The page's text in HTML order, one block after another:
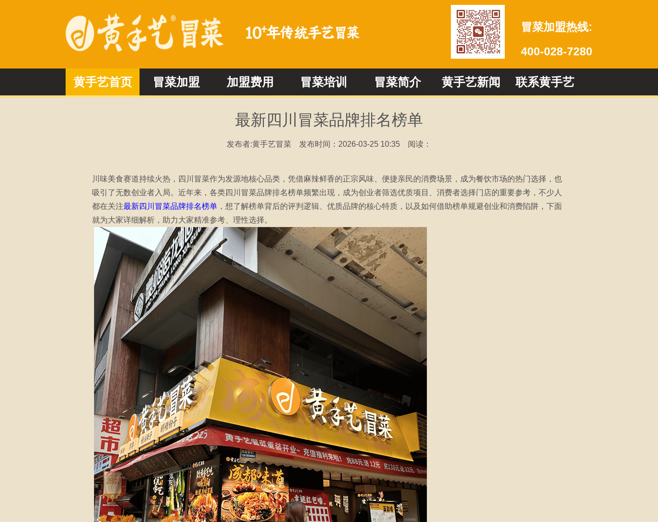
冒菜加盟热线:
400-028-7280
黄手艺首页 冒菜加盟 加盟费用 冒菜培训 冒菜简介 黄手艺新闻 联系黄手艺
冒菜加盟问答 冒菜新闻动态
最新四川冒菜品牌排名榜单
发布者:黄手艺冒菜 发布时间：2026-03-25 10:35 阅读：
川味美食赛道持续火热，四川冒菜作为发源地核心品类，凭借麻辣鲜香的正宗风味、便捷亲民的消费场景，成为餐饮市场的热门选择，也
吸引了无数创业者入局。近年来，各类四川冒菜品牌排名榜单频繁出现，成为创业者筛选优质项目、消费者选择门店的重要参考，不少人
都在关注最新四川冒菜品牌排名榜单 ，想了解榜单背后的评判逻辑、优质品牌的核心特质，以及如何借助榜单规避创业和消费陷阱，下面
就为大家详细解析，助力大家精准参考、理性选择。